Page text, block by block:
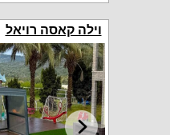
וילה קאסה רויאל